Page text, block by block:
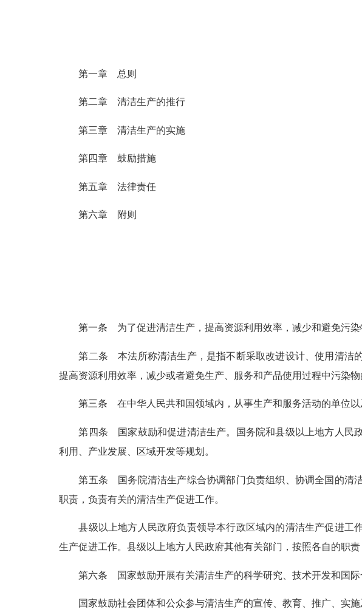
第一章 总则
第二章 清洁生产的推行
第三章 清洁生产的实施
第四章 鼓励措施
第五章 法律责任
第六章 附则
第一条 为了促进清洁生产，提高资源利用效率，减少和避免污
第二条 本法所称清洁生产，是指不断采取改进设计、使用清洁
提高资源利用效率，减少或者避免生产、服务和产品使用过程中污染
第三条 在中华人民共和国领域内，从事生产和服务活动的单位
第四条 国家鼓励和促进清洁生产。国务院和县级以上地方人民
利用、产业发展、区域开发等规划。
第五条 国务院清洁生产综合协调部门负责组织、协调全国的清
职责，负责有关的清洁生产促进工作。
县级以上地方人民政府负责领导本行政区域内的清洁生产促进
生产促进工作。县级以上地方人民政府其他有关部门，按照各自的职责
第六条 国家鼓励开展有关清洁生产的科学研究、技术开发和国
国家鼓励社会团体和公众参与清洁生产的宣传、教育、推广、实施